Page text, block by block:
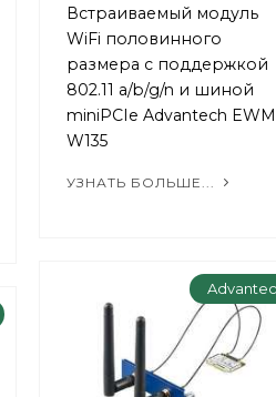
Встраиваемый модуль
WiFi половинного
размера с поддержкой
802.11 a/b/g/n и шиной
miniPCIe Advantech
W135
УЗНАТЬ БОЛЬШЕ...